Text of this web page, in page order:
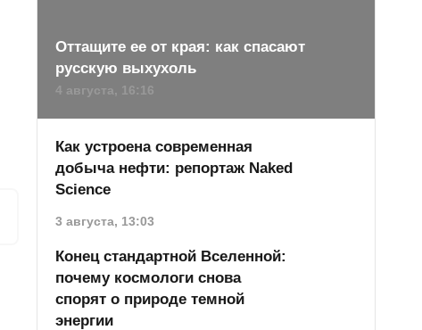
Оттащите ее от края: как спасают
русскую выхухоль
4 августа, 16:16
Как устроена современная
добыча нефти: репортаж Naked
Science
3 августа, 13:03
Конец стандартной Вселенной:
почему космологи снова
спорят о природе темной
энергии